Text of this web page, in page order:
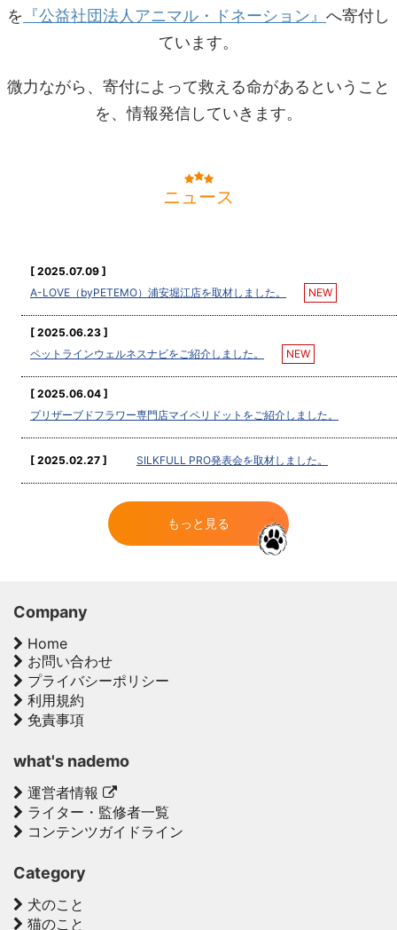
を 『公益社団法人アニマル・ドネーション』 へ寄付し
ています。
微力ながら、寄付によって救える命があるということ
を、情報発信していきます。
ニュース
[ 2025.07.09 ]
A-LOVE（byPETEMO）浦安堀江店を取材しました。
[ 2025.06.23 ]
ペットラインウェルネスナビをご紹介しました。
[ 2025.06.04 ]
プリザーブドフラワー専門店マイペリドットをご紹介しました。
[ 2025.02.27 ] SILKFULL PRO発表会を取材しました。
もっと見る
Company
Home
お問い合わせ
プライバシーポリシー
利用規約
免責事項
what's nademo
運営者情報
ライター・監修者一覧
コンテンツガイドライン
Category
犬のこと
猫のこと